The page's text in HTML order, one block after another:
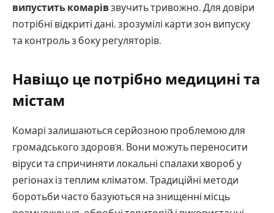
випустить комарівзвучить тривожно. Для довіри
потрібні відкриті дані, зрозумілі карти зон випуску
та контроль з боку регуляторів.
Навіщо це потрібно медицині та
містам
Комарі залишаються серйозною проблемою для
громадського здоров’я. Вони можуть переносити
віруси та спричиняти локальні спалахи хвороб у
регіонах із теплим кліматом. Традиційні методи
боротьби часто базуються на знищенні місць